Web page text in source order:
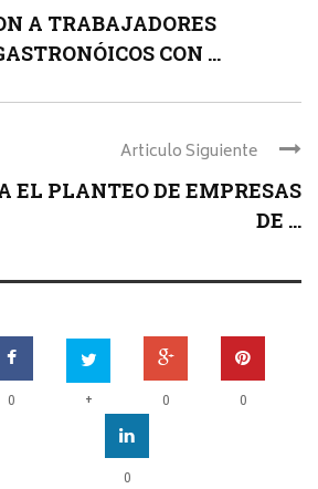
A TRABAJADORES
CON ...
Articulo Siguiente
EL PLANTEO DE EMPRESAS
DE ...
0 + 0 0
0